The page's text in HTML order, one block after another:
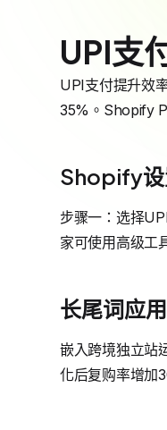
UPI支
UPI支付提升效
35%。Shopify
Shopify设
步骤一：选择
家可使用高级工
长尾词应
嵌入跨境独立站
化后复购率增加